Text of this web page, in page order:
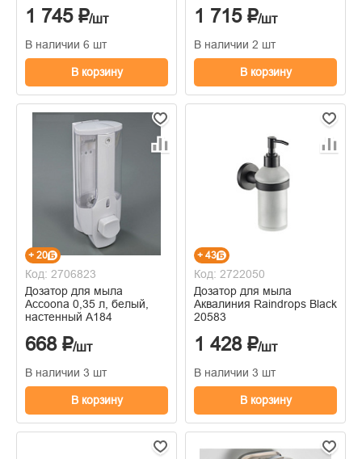
1 745 ₽/шт
В наличии 6 шт
В корзину
1 715 ₽/шт
В наличии 2 шт
В корзину
+ 20
Код: 2706823
Дозатор для мыла
Accoona 0,35 л, белый,
настенный А184
668 ₽/шт
В наличии 3 шт
В корзину
+ 43
Код: 2722050
Дозатор для мыла
Аквалиния Raindrops Black
20583
1 428 ₽/шт
В наличии 3 шт
В корзину